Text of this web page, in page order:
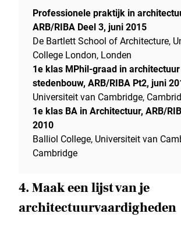
Professionele praktijk in
ARB/RIBA Deel 3, juni 2015
De Bartlett School of Architecture,
College London, Londen
1e klas MPhil-graad in
stedenbouw, ARB/RIBA Pt2, juni
Universiteit van Cambridge,
1e klas BA in Architectuur, ARB/
2010
Balliol College, Universiteit van
Cambridge
4. Maak een lijst van je
architectuurvaardigheden